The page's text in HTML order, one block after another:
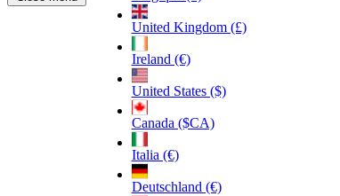
United Kingdom (£)
Ireland (€)
United States ($)
Canada ($CA)
Italia (€)
Deutschland (€)